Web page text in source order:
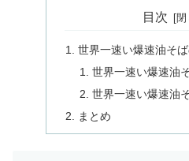
目次
世界一速い爆速油そ
世界一速い爆速油
世界一速い爆速油
まとめ